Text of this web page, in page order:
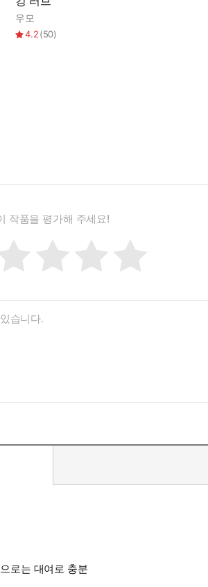
우모
4.2(50)
작품을 평가해 주세요!
로는 대여로 충분